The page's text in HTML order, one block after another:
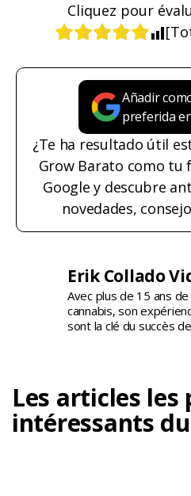
Cliquez pour
Añadir
preferida
¿Te ha resultado útil
Grow Barato como tu
Google y descubre
novedades,
Erik Collado
Avec plus de 15 ans
cannabis, son
sont la clé du succès
Les articles les
intéressants